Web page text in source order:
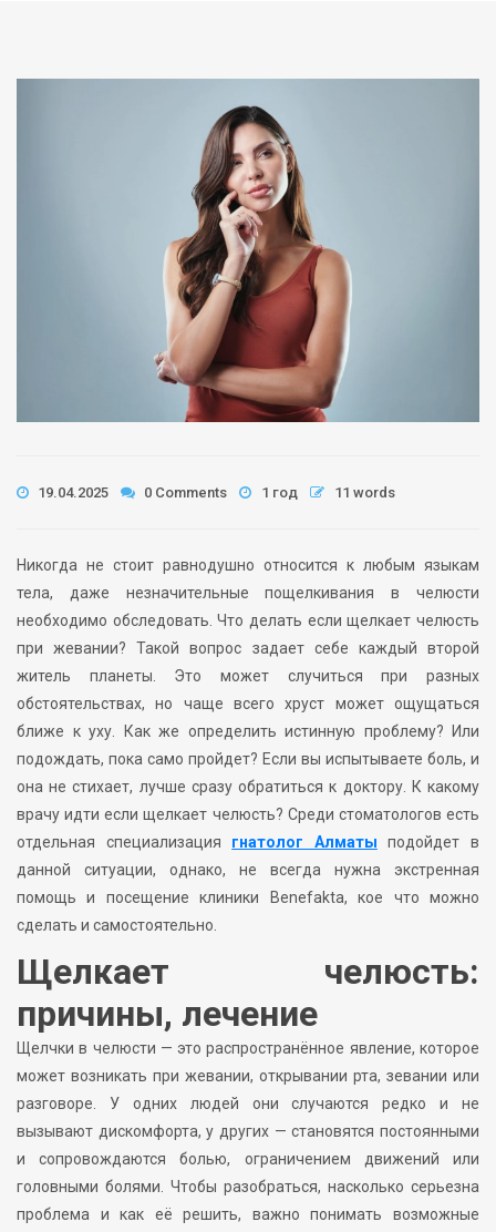
19.04.2025 0 Comments 1 год 11 words
Никогда не стоит равнодушно относится к любым языкам
тела, даже незначительные пощелкивания в челюсти
необходимо обследовать. Что делать если щелкает челюсть
при жевании? Такой вопрос задает себе каждый второй
житель планеты. Это может случиться при разных
обстоятельствах, но чаще всего хруст может ощущаться
ближе к уху. Как же определить истинную проблему? Или
подождать, пока само пройдет? Если вы испытываете боль, и
она не стихает, лучше сразу обратиться к доктору. К какому
врачу идти если щелкает челюсть? Среди стоматологов есть
отдельная специализация гнатолог Алматы подойдет в
данной ситуации, однако, не всегда нужна экстренная
помощь и посещение клиники Benefakta, кое что можно
сделать и самостоятельно.
Щелкает челюсть:
причины, лечение
Щелчки в челюсти — это распространённое явление, которое
может возникать при жевании, открывании рта, зевании или
разговоре. У одних людей они случаются редко и не
вызывают дискомфорта, у других — становятся постоянными
и сопровождаются болью, ограничением движений или
головными болями. Чтобы разобраться, насколько серьезна
проблема и как её решить, важно понимать возможные